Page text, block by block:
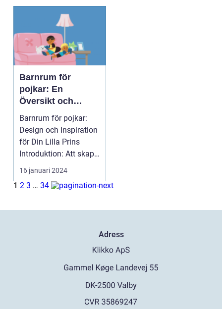
Barnrum för
pojkar: En
Översikt och
Presentation
Barnrum för pojkar:
Design och Inspiration
för Din Lilla Prins
Introduktion: Att skapa
ett stimuler...
16 januari 2024
1 2 3 … 34
Adress